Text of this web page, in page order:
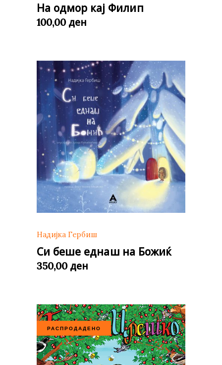
На одмор кај Филип
100,00 ден
Надијка Гербиш
Си беше еднаш на Божиќ
350,00 ден
РАСПРОДАДЕНО